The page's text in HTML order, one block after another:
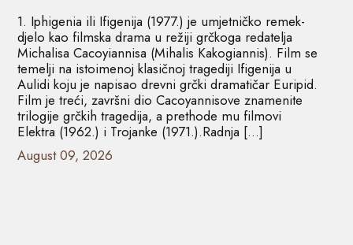
1. Iphigenia ili Ifigenija (1977.) je umjetničko remek-
djelo kao filmska drama u režiji grčkoga redatelja
Michalisa Cacoyiannisa (Mihalis Kakogiannis). Film se
temelji na istoimenoj klasičnoj tragediji Ifigenija u
Aulidi koju je napisao drevni grčki dramatičar Euripid.
Film je treći, završni dio Cacoyannisove znamenite
trilogije grčkih tragedija, a prethode mu filmovi
Elektra (1962.) i Trojanke (1971.).Radnja […]
August 09, 2026